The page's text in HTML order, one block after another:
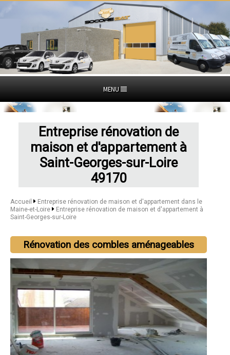
MENU
Entreprise rénovation de
maison et d'appartement à
Saint-Georges-sur-Loire
49170
Accueil
Entreprise rénovation de maison et d'appartement dans le
Maine-et-Loire
Entreprise rénovation de maison et d'appartement à
Saint-Georges-sur-Loire
Rénovation des combles aménageables